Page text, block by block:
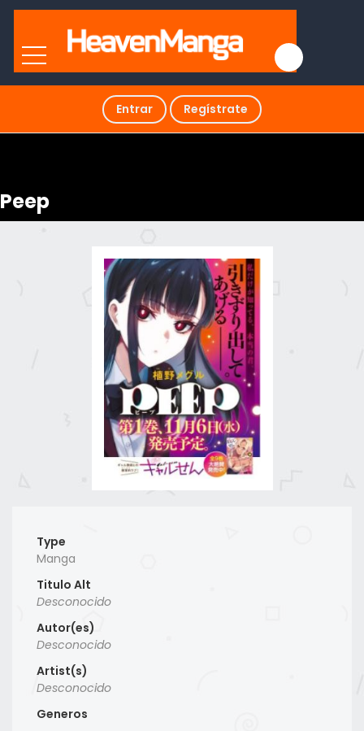
Entrar Regístrate
Peep
Type
Manga
Titulo Alt
Desconocido
Autor(es)
Desconocido
Artist(s)
Desconocido
Generos